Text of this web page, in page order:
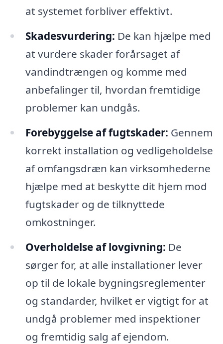
at systemet forbliver effektivt.
Skadesvurdering: De kan hjælpe med
at vurdere skader forårsaget af
vandindtrængen og komme med
anbefalinger til, hvordan fremtidige
problemer kan undgås.
Forebyggelse af fugtskader: Gennem
korrekt installation og vedligeholdelse
af omfangsdræn kan virksomhederne
hjælpe med at beskytte dit hjem mod
fugtskader og de tilknyttede
omkostninger.
Overholdelse af lovgivning: De
sørger for, at alle installationer lever
op til de lokale bygningsreglementer
og standarder, hvilket er vigtigt for at
undgå problemer med inspektioner
og fremtidig salg af ejendom.